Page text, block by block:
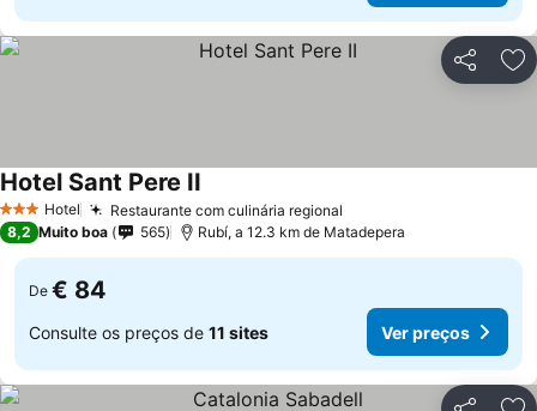
Partilhar
3 EstrelasHotel Restaurante com culinária regional
Hotel Sant Pere II
8,2 Muito boa 565 Rubí, a 12.3 km de Matadepera
De € 84
Consulte os preços de 11 sites Ver preços